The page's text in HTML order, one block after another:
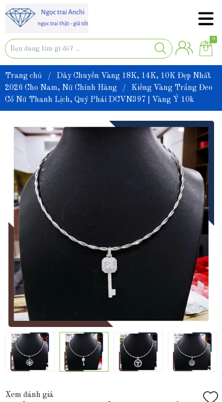
0
Trang chủ /
Dây Chuyền Vàng 18K, 14K, 10K Đẹp Nhất
2026 Cho Nam, Nữ Chính Hãng
/
Kiềng Vàng Trắng Đeo
Cổ Nữ Thanh Lịch, Quý Phái DCVN397 | Vàng Ý 10k
Xem đánh giá